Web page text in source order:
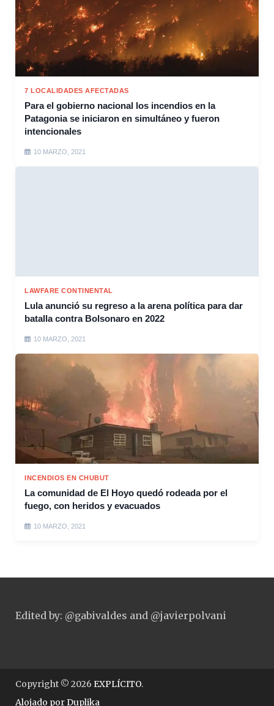
7 LOCALIDADES AFECTADAS
Para el gobierno nacional los incendios en la
Patagonia se iniciaron en simultáneo y fueron
intencionales
10 MARZO, 2021
LAWFARE CONTINENTAL
Lula anunció su regreso a la arena política para dar
batalla contra Bolsonaro en 2022
10 MARZO, 2021
INCENDIOS EN CHUBUT
La comunidad de El Hoyo quedó rodeada por el
fuego, con heridos y evacuados
10 MARZO, 2021
Edited by: @gabivaldes and @javierpolvani
Copyright © 2026 EXPLÍCITO.
Alojado porDuplika